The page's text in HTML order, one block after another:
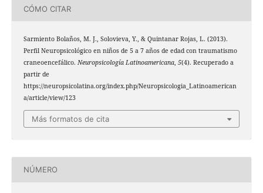
CÓMO CITAR
Sarmiento Bolaños, M. J., Solovieva, Y., & Quintanar Rojas, L. (2013).
Perfil Neuropsicológico en niños de 5 a 7 años de edad con traumatismo
craneoencefálico. Neuropsicología Latinoamericana, 5(4). Recuperado a
partir de
https://neuropsicolatina.org/index.php/Neuropsicologia_Latinoamerican
a/article/view/123
Más formatos de cita
NÚMERO